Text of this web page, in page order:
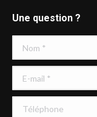
Une question ?